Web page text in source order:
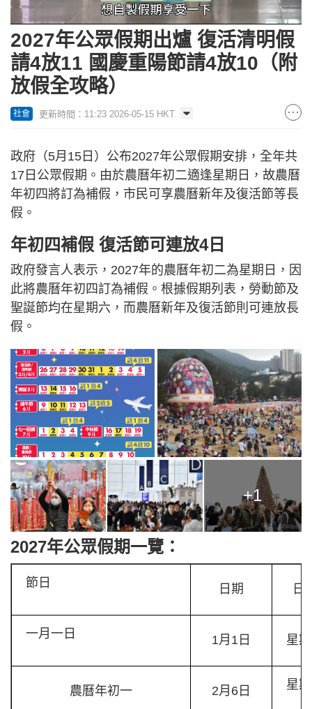
Unmute Loaded:
52.82%
2027年公眾假期出爐 復活清明假
請4放11 國慶重陽節請4放10（附
放假全攻略）
社會 更新時間：11:23 2026-05-15 HKT
政府（5月15日）公布2027年公眾假期安排，全年共
17日公眾假期。由於農曆年初二適逢星期日，故農曆
年初四將訂為補假，市民可享農曆新年及復活節等長
假。
年初四補假 復活節可連放4日
政府發言人表示，2027年的農曆年初二為星期日，因
此將農曆年初四訂為補假。根據假期列表，勞動節及
聖誕節均在星期六，而農曆新年及復活節則可連放長
假。
+1
2027年公眾假期一覽：
節日 日期 日
一月一日 1月1日 星
農曆年初一 2月6日 星